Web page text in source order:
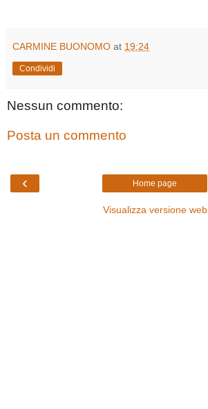
CARMINE BUONOMO at 19:24
Condividi
Nessun commento:
Posta un commento
‹ Home page
Visualizza versione web